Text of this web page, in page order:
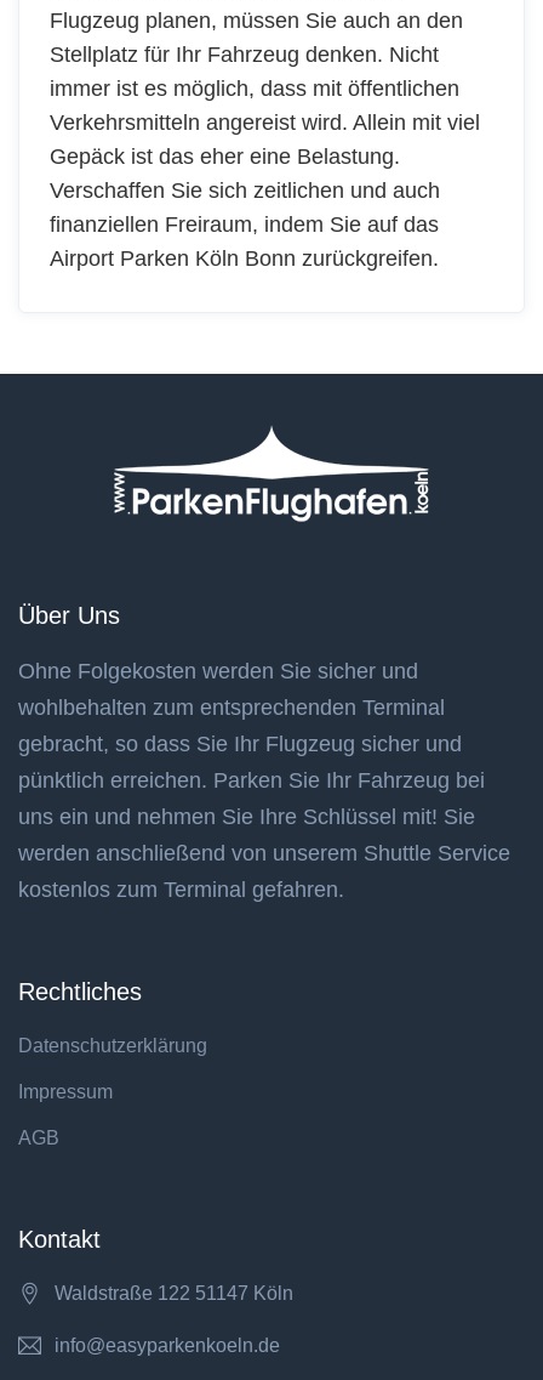
Flugzeug planen, müssen Sie auch an den
Stellplatz für Ihr Fahrzeug denken. Nicht
immer ist es möglich, dass mit öffentlichen
Verkehrsmitteln angereist wird. Allein mit viel
Gepäck ist das eher eine Belastung.
Verschaffen Sie sich zeitlichen und auch
finanziellen Freiraum, indem Sie auf das
Airport Parken Köln Bonn zurückgreifen.
Über Uns
Ohne Folgekosten werden Sie sicher und
wohlbehalten zum entsprechenden Terminal
gebracht, so dass Sie Ihr Flugzeug sicher und
pünktlich erreichen. Parken Sie Ihr Fahrzeug bei
uns ein und nehmen Sie Ihre Schlüssel mit! Sie
werden anschließend von unserem Shuttle Service
kostenlos zum Terminal gefahren.
Rechtliches
Datenschutzerklärung
Impressum
AGB
Kontakt
Waldstraße 122 51147 Köln
info@easyparkenkoeln.de